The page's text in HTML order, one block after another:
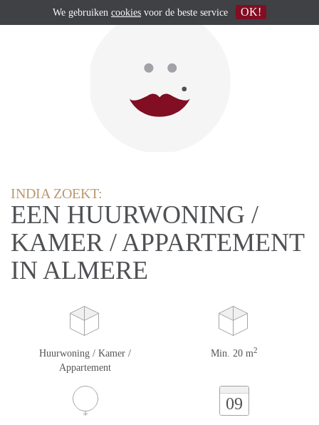
INDIA ZOEKT:
EEN HUURWONING /
KAMER / APPARTEMENT
IN ALMERE
Huurwoning / Kamer /
Appartement
Min. 20 m2
09
We gebruiken cookies voor de beste service OK!